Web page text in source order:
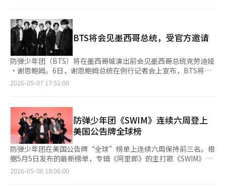
盖北美、中南美、欧洲和亚洲的主要城市。 英国路透社预计，BTS
世界巡演的总收益将达到约18亿美元，折合韩元约为2万7000亿。
路透社表示，这一规模接近或可与泰勒·斯威夫特的“时代巡
演”和酷玩乐队的“音乐之球世界巡演”相媲美。 此次巡演的规
模也是前所未有的。路透社报道，BTS的此次巡演被评为K-pop团
体中规模最大的世界巡演。34个城市的行程和超过80场的演出，
不仅提升了门票销售，还带动了当地的住宿、航空、餐饮、交通和
周边商品消费。 墨西哥的演出也开始显现经济效益。HYBE估计，
济效益。当地报道也提到，墨西哥城演出期间，旅游和商业区的销
售额预计将大幅增长。 BTS经济学的核心在于粉丝的流动性。大型
粉丝群体的消费不仅限于演出场馆内。演出前后，机票、酒店、餐
饮、地方旅游和周边商品的购买也随之而来。城市将演出视为文化
活动和旅游事件，策划方则结合场馆外的体验内容，拓宽消费接触
点。 HYBE一直以来运营的“城市”模式也与这一趋势相吻合。在
演出举办城市各地设置快闪店、展览、餐饮联动活动等，扩展粉丝
体验的模式正在实施。与BTS世界巡演相关的“城市阿里郎”活动
BTS将会见墨西哥总统，受官方邀请
防弹少年团（BTS）将在墨西哥城演出前会见墨西哥总统克劳迪娅
·谢恩鲍姆。6日，谢恩鲍姆总统在例行记者会上宣布，BTS将访
问总统办公室，并在阳台上与广场上的市民见面。她称赞BTS的音
现出浓厚兴趣。今年2月，她公开了韩国总统李在明关于BTS追加
演出的回复，李总统感谢墨西哥人民对韩国文化的热爱，并希望两
国文化纽带持续。当地的热情也体现在实际数据上。7日和9日至
10日，BTS将在墨西哥城GNP体育场举行三场演出，门票一经开售
即售罄。墨西哥城商会估计此次演出将带来约1.075亿美元的经济
效益。根据Spotify统计，墨西哥城是全球听BTS音乐最多的城
市。BTS在全球排行榜上的成功与当地的热情相呼应。5日发布的
美国公告牌最新榜单显示，BTS的第五张专辑《阿里郎》的主打歌
2026-05-07 17:51:00
防弹少年团《SWIM》连续六周登上
美国公告牌全球榜
防弹少年团在美国公告牌“全球”榜单上连续六周保持前三名。根
据5月5日发布的最新榜单，专辑《阿里郎》的主打歌《SWIM》
在“全球（美国除外）”和“全球200”榜单上均排名第二，尤其
2026-05-06 18:06:00